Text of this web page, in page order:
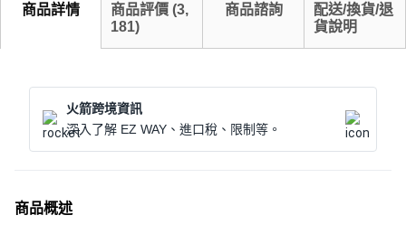
商品詳情 商品評價 (3,
181)
商品諮詢
配送/換貨/退
貨說明
火箭跨境資訊
深入了解 EZ WAY、進口稅、限制等。
商品概述